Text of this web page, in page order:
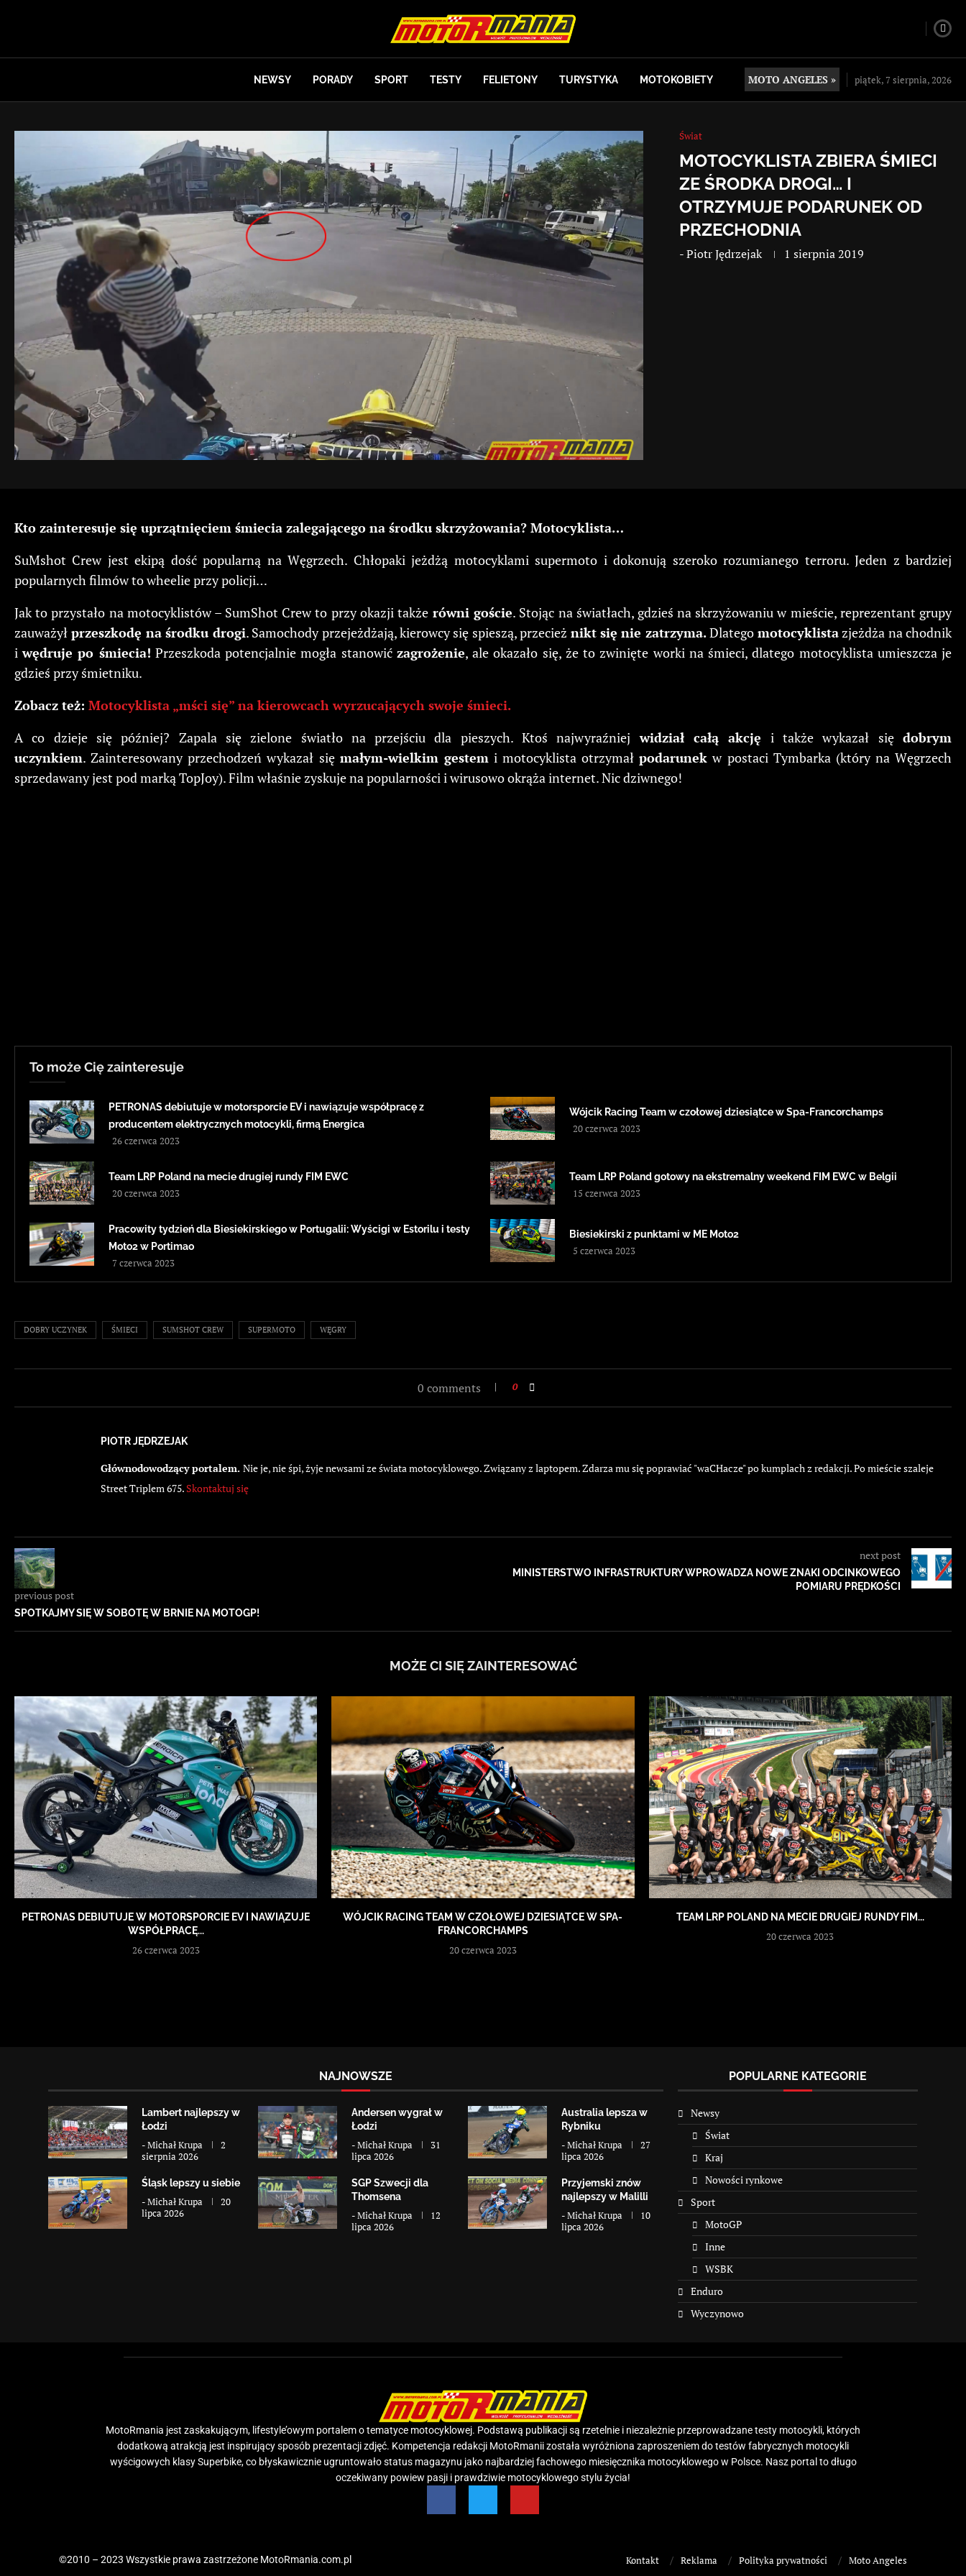
NEWSY PORADY SPORT TESTY FELIETONY TURYSTYKA MOTOKOBIETY MOTO ANGELES » piątek, 7 sierpnia, 2026
Świat
MOTOCYKLISTA ZBIERA ŚMIECI
ZE ŚRODKA DROGI… I
OTRZYMUJE PODARUNEK OD
PRZECHODNIA
-Piotr Jędrzejak 1 sierpnia 2019
Kto zainteresuje się uprzątnięciem śmiecia zalegającego na środku skrzyżowania? Motocyklista…
SuMshot Crew jest ekipą dość popularną na Węgrzech. Chłopaki jeżdżą motocyklami supermoto i dokonują szeroko rozumianego terroru. Jeden z bardziej
popularnych filmów to wheelie przy policji…
Jak to przystało na motocyklistów – SumShot Crew to przy okazji takżerówni goście. Stojąc na światłach, gdzieś na skrzyżowaniu w mieście, reprezentant grupy
zauważył przeszkodę na środku drogi. Samochody przejeżdżają, kierowcy się spieszą, przecież nikt się nie zatrzyma.Dlatego motocyklistazjeżdża na chodnik
iwędruje po śmiecia! Przeszkoda potencjalnie mogła stanowić zagrożenie, ale okazało się, że to zwinięte worki na śmieci, dlatego motocyklista umieszcza je
gdzieś przy śmietniku.
Zobacz też: Motocyklista „mści się” na kierowcach wyrzucających swoje śmieci.
A co dzieje się później? Zapala się zielone światło na przejściu dla pieszych. Ktoś najwyraźniejwidział całą akcję i także wykazał siędobrym
uczynkiem. Zainteresowany przechodzeń wykazał się małym-wielkim gestemi motocyklista otrzymałpodarunek w postaci Tymbarka (który na Węgrzech
sprzedawany jest pod marką TopJoy). Film właśnie zyskuje na popularności i wirusowo okrąża internet. Nic dziwnego!
To może Cię zainteresuje
PETRONAS debiutuje w motorsporcie EV i nawiązuje współpracę z
producentem elektrycznych motocykli, firmą Energica
26 czerwca 2023
Wójcik Racing Team w czołowej dziesiątce w Spa-Francorchamps
20 czerwca 2023
Team LRP Poland na mecie drugiej rundy FIM EWC
20 czerwca 2023
Team LRP Poland gotowy na ekstremalny weekend FIM EWC w Belgii
15 czerwca 2023
Pracowity tydzień dla Biesiekirskiego w Portugalii: Wyścigi w Estorilu i testy
Moto2 w Portimao
7 czerwca 2023
Biesiekirski z punktami w ME Moto2
5 czerwca 2023
DOBRY UCZYNEK ŚMIECI SUMSHOT CREW SUPERMOTO WĘGRY
0 comments 0
PIOTR JĘDRZEJAK
Głównodowodzący portalem. Nie je, nie śpi, żyje newsami ze świata motocyklowego. Związany z laptopem. Zdarza mu się poprawiać "waCHacze" po kumplach z redakcji. Po mieście szaleje
Street Triplem 675. Skontaktuj się
previous post
SPOTKAJMY SIĘ W SOBOTĘ W BRNIE NA MOTOGP!
next post
MINISTERSTWO INFRASTRUKTURY WPROWADZA NOWE ZNAKI ODCINKOWEGO
POMIARU PRĘDKOŚCI
MOŻE CI SIĘ ZAINTERESOWAĆ
PETRONAS DEBIUTUJE W MOTORSPORCIE EV I NAWIĄZUJE
WSPÓŁPRACĘ...
26 czerwca 2023
WÓJCIK RACING TEAM W CZOŁOWEJ DZIESIĄTCE W SPA-
FRANCORCHAMPS
20 czerwca 2023
TEAM LRP POLAND NA MECIE DRUGIEJ RUNDY FIM...
20 czerwca 2023
NAJNOWSZE
Lambert najlepszy w
Łodzi
-Michał Krupa
2
sierpnia 2026
Andersen wygrał w
Łodzi
-Michał Krupa
31
lipca 2026
Australia lepsza w
Rybniku
-Michał Krupa
27
lipca 2026
Śląsk lepszy u siebie
-Michał Krupa
20
lipca 2026
SGP Szwecji dla
Thomsena
-Michał Krupa
12
lipca 2026
Przyjemski znów
najlepszy w Malilli
-Michał Krupa
10
lipca 2026
POPULARNE KATEGORIE
Newsy
Świat
Kraj
Nowości rynkowe
Sport
MotoGP
Inne
WSBK
Enduro
Wyczynowo
MotoRmania jest zaskakującym, lifestyle’owym portalem o tematyce motocyklowej. Podstawą publikacji są rzetelnie i niezależnie przeprowadzane testy motocykli, których
dodatkową atrakcją jest inspirujący sposób prezentacji zdjęć. Kompetencja redakcji MotoRmanii została wyróżniona zaproszeniem do testów fabrycznych motocykli
wyścigowych klasy Superbike, co błyskawicznie ugruntowało status magazynu jako najbardziej fachowego miesięcznika motocyklowego w Polsce. Nasz portal to długo
oczekiwany powiew pasji i prawdziwie motocyklowego stylu życia!
©2010 – 2023 Wszystkie prawa zastrzeżone MotoRmania.com.pl Kontakt Reklama Polityka prywatności Moto Angeles